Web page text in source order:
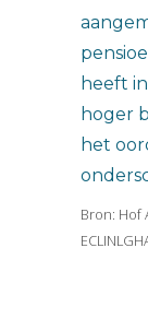
heeft
hoger
het
Bron: